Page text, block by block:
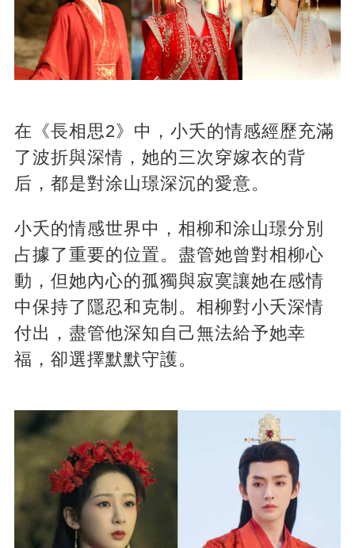
在《長相思2》中，小夭的情感經歷充滿
了波折與深情，她的三次穿嫁衣的背
后，都是對涂山璟深沉的愛意。
小夭的情感世界中，相柳和涂山璟分別
占據了重要的位置。盡管她曾對相柳心
動，但她內心的孤獨與寂寞讓她在感情
中保持了隱忍和克制。相柳對小夭深情
付出，盡管他深知自己無法給予她幸
福，卻選擇默默守護。